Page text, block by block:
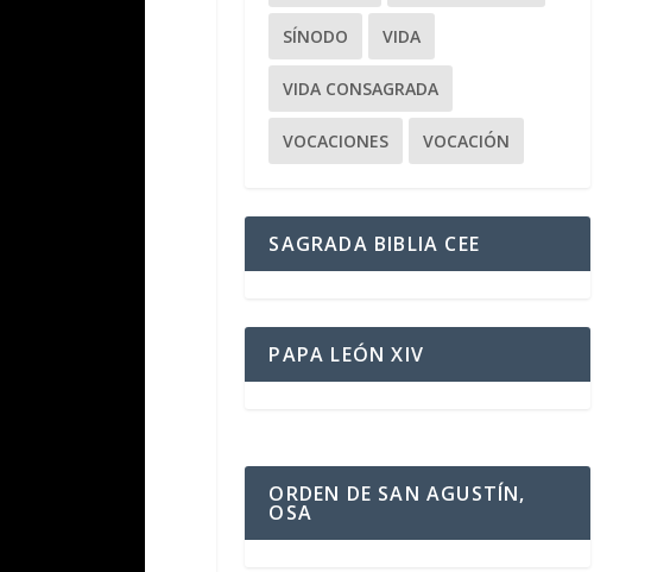
SÍNODO VIDA
VIDA CONSAGRADA
VOCACIONES VOCACIÓN
SAGRADA BIBLIA CEE
PAPA LEÓN XIV
ORDEN DE SAN AGUSTÍN,
OSA